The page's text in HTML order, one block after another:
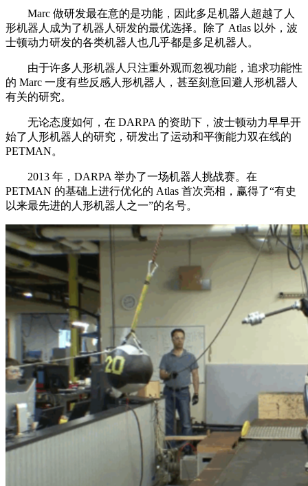
Marc 做研发最在意的是功能，因此多足机器人超越了人
形机器人成为了机器人研发的最优选择。除了 Atlas 以外，波
士顿动力研发的各类机器人也几乎都是多足机器人。
由于许多人形机器人只注重外观而忽视功能，追求功能性
的 Marc 一度有些反感人形机器人，甚至刻意回避人形机器人
有关的研究。
无论态度如何，在 DARPA 的资助下，波士顿动力早早开
始了人形机器人的研究，研发出了运动和平衡能力双在线的
PETMAN。
2013 年，DARPA 举办了一场机器人挑战赛。在
PETMAN 的基础上进行优化的 Atlas 首次亮相，赢得了“有史
以来最先进的人形机器人之一”的名号。